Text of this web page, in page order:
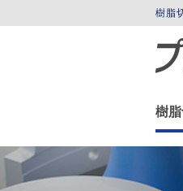
樹脂
樹